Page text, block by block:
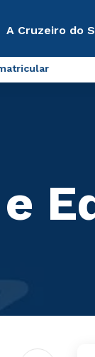
A Cruzeiro do